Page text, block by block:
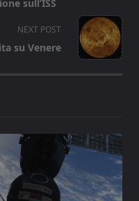
sull’ISS
NEXT POST
su Venere